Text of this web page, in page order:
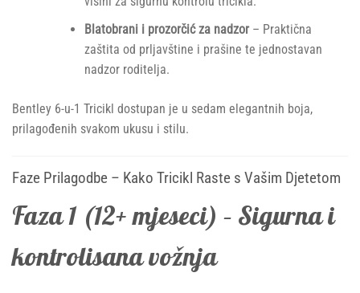
Blatobrani i prozorčić za nadzor– Praktična
zaštita od prljavštine i prašine te jednostavan
nadzor roditelja.
Bentley 6-u-1 Tricikl dostupan je u sedam elegantnih boja,
prilagođenih svakom ukusu i stilu.
Faze Prilagodbe – Kako Tricikl Raste s Vašim Djetetom
Faza 1 (12+ mjeseci) – Sigurna i
kontrolisana vožnja